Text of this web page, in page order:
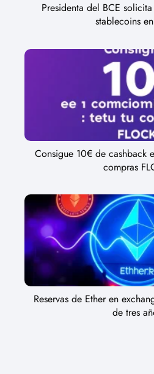
Presidenta del BCE
stablecoins
Consigue 10€ de cashback
compras
Reservas de Ether en
de tres